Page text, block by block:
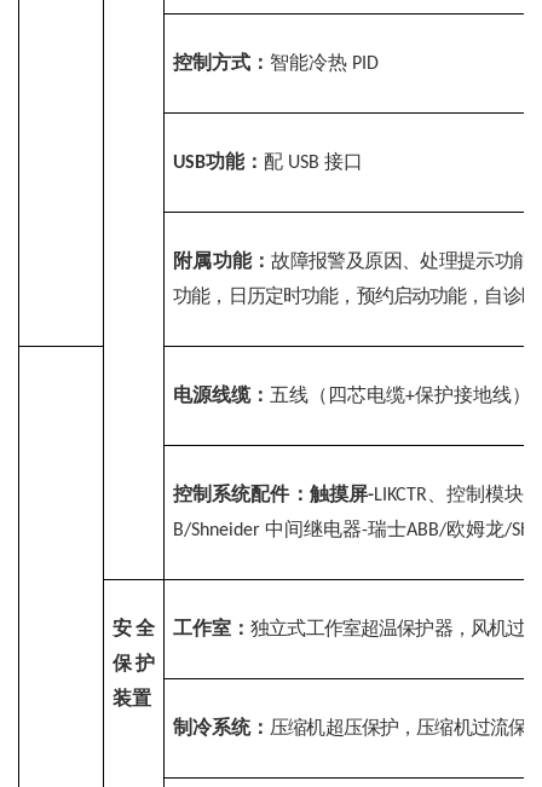
控制方式： 智能冷热 PID
USB功能： 配 USB 接口
附属功能：故障报警及原因、处理提示功能
功能，日历定时功能，预约启动功能，自诊
电源线缆： 五线（四芯电缆+保护接地线）
控制系统配件：触摸屏-LIKCTR 控制模块
B/Shneider 中间继电器-瑞士ABB/欧姆龙/
安全
保护
装置
工作室：独立式工作室超温保护器，风机过
制冷系统： 压缩机超压保护，压缩机过流保